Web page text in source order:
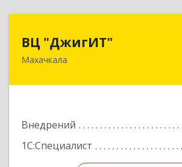
ВЦ "ДжигИТ"
Махачкала
Внедрений
1С:Специалист